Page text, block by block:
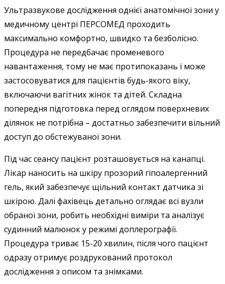
Ультразвукове дослідження однієї анатомічної зони у
медичному центрі ПЕРСОМЕД проходить
максимально комфортно, швидко та безболісно.
Процедура не передбачає променевого
навантаження, тому не має протипоказань і може
застосовуватися для пацієнтів будь-якого віку,
включаючи вагітних жінок та дітей. Складна
попередня підготовка перед оглядом поверхневих
ділянок не потрібна – достатньо забезпечити вільний
доступ до обстежуваної зони.
Під час сеансу пацієнт розташовується на канапці.
Лікар наносить на шкіру прозорий гіпоалергенний
гель, який забезпечує щільний контакт датчика зі
шкірою. Далі фахівець детально оглядає всі вузли
обраної зони, робить необхідні виміри та аналізує
судинний малюнок у режимі доплерографії.
Процедура триває 15-20 хвилин, після чого пацієнт
одразу отримує роздрукований протокол
дослідження з описом та знімками.